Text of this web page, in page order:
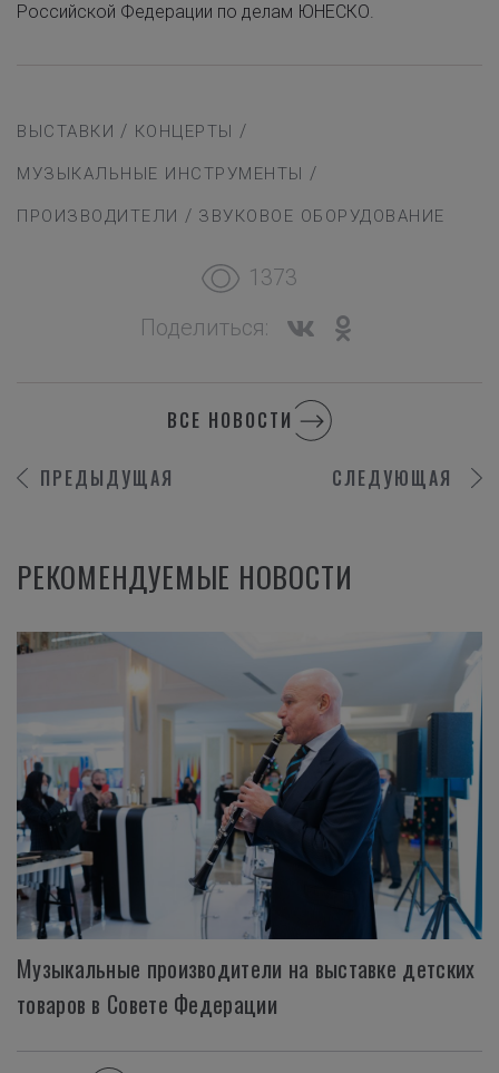
Российской Федерации по делам ЮНЕСКО.
ВЫСТАВКИ / КОНЦЕРТЫ /
МУЗЫКАЛЬНЫЕ ИНСТРУМЕНТЫ /
ПРОИЗВОДИТЕЛИ / ЗВУКОВОЕ ОБОРУДОВАНИЕ
1373
Поделиться:
ПРЕДЫДУЩАЯ
ВСЕ НОВОСТИ
СЛЕДУЮЩАЯ
РЕКОМЕНДУЕМЫЕ НОВОСТИ
Музыкальные производители на выставке детских
товаров в Совете Федерации